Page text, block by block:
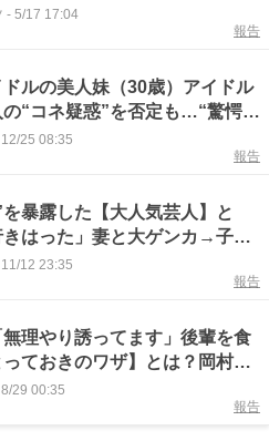
」告白
- 5/17 17:04
報告
ルの美人妹（30歳）アイドル
“コネ疑惑”を否定も…“驚愕の
ズブじゃねぇか！」
12/25 08:35
報告
暴露した【大人気芸人】と
きはった」妻と大ゲンカ→子ど
11/12 23:35
報告
理やり誘ってます」後輩を食
ておきのワザ】とは？岡村隆
賛「すばらしい！」
8/29 00:35
報告